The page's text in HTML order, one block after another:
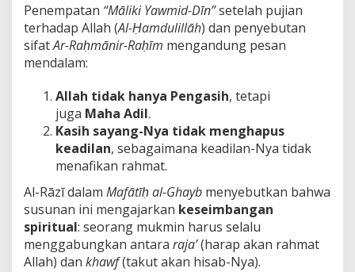
Penempatan “Māliki Yawmid-Dīn”setelah pujian
terhadap Allah (Al-Ḥamdulillāh) dan penyebutan
sifatAr-Raḥmānir-Raḥīm mengandung pesan
mendalam:
Allah tidak hanya Pengasih, tetapi
juga Maha Adil.
Kasih sayang-Nya tidak menghapus
keadilan, sebagaimana keadilan-Nya tidak
menafikan rahmat.
Al-Rāzī dalam Mafātīḥ al-Ghayb menyebutkan bahwa
susunan ini mengajarkan keseimbangan
spiritual: seorang mukmin harus selalu
menggabungkan antara raja’(harap akan rahmat
Allah) dan khawf(takut akan hisab-Nya).